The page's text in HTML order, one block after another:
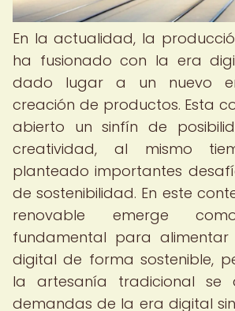
En la actualidad, la
ha fusionado con la era
dado lugar a un nuevo
creación de productos. Esta
abierto un sinfín de
creatividad, al mismo
planteado importantes
de sostenibilidad. En este
renovable emerge
fundamental para
digital de forma sostenible,
la artesanía tradicional
demandas de la era digital